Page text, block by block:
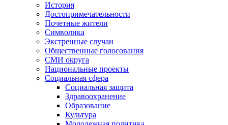
История
Достопримечательности
Почетные жители
Символика
Экстренные случаи
Общественные голосования
СМИ округа
Национальные проекты
Социальная сфера
Социальная защита
Здравоохранение
Образование
Культура